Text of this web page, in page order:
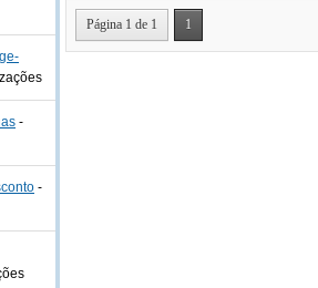
-
-
Página 1 de 1 1